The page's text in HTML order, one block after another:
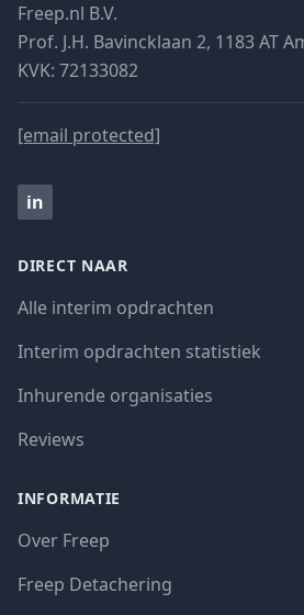
Freep.nl B.V.
Prof. J.H. Bavincklaan 2, 1183 AT
KVK: 72133082
[email protected]
in
DIRECT NAAR
Alle interim opdrachten
Interim opdrachten statistiek
Inhurende organisaties
Reviews
INFORMATIE
Over Freep
Freep Detachering